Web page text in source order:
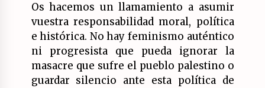
Actos en Valencia y Alicante contra la
represión del activismo por Palestina.
16/07/2026
Asamblea abierta de los CLER en Alaquàs
plantea una alternativa a las obras aprobadas
para La Saleta y la línea C3.
Os hacemos un llamamiento a asumir
vuestra responsabilidad moral, política
e histórica. No hay feminismo auténtico
ni progresista que pueda ignorar la
masacre que sufre el pueblo palestino o
guardar silencio ante esta política de